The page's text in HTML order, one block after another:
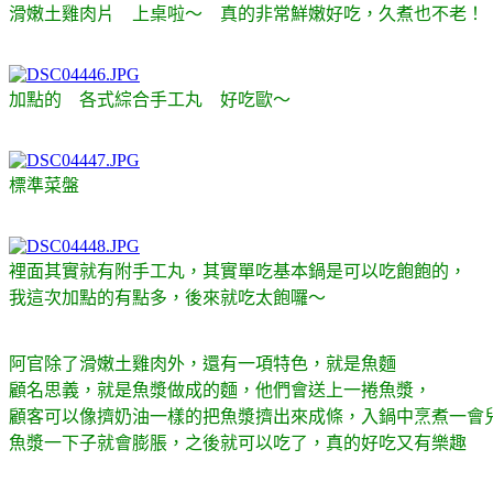
滑嫩土雞肉片 上桌啦～ 真的非常鮮嫩好吃，久煮也不老！
加點的 各式綜合手工丸 好吃歐～
標準菜盤
裡面其實就有附手工丸，其實單吃基本鍋是可以吃飽飽的，
我這次加點的有點多，後來就吃太飽囉～
阿官除了滑嫩土雞肉外，還有一項特色，就是魚麵
顧名思義，就是魚漿做成的麵，他們會送上一捲魚漿，
顧客可以像擠奶油一樣的把魚漿擠出來成條，入鍋中烹煮一會
魚漿一下子就會膨脹，之後就可以吃了，真的好吃又有樂趣